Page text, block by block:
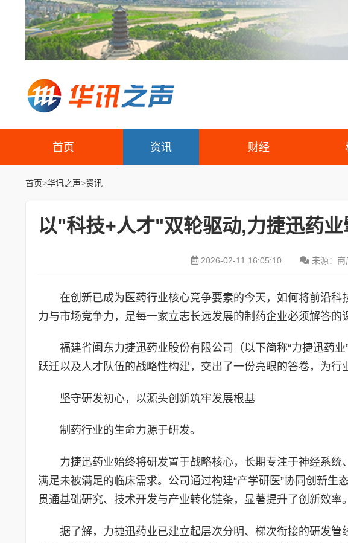
首页 资讯 财经
首页>华讯之声>资讯
以"科技+人才"双轮驱动,力捷迅药
2026-02-11 16:05:10 来源：商
在创新已成为医药行业核心竞争要素的今天，如何将前沿
力与市场竞争力，是每一家立志长远发展的制药企业必须解答的
福建省闽东力捷迅药业股份有限公司（以下简称“力捷迅药
跃迁以及人才队伍的战略性构建，交出了一份亮眼的答卷，为行
坚守研发初心，以源头创新筑牢发展根基
制药行业的生命力源于研发。
力捷迅药业始终将研发置于战略核心，长期专注于神经系
满足未被满足的临床需求。公司通过构建“产学研医”协同创新
贯通基础研究、技术开发与产业转化链条，显著提升了创新效率。
据了解，力捷迅药业已建立起层次分明、梯次衔接的研发